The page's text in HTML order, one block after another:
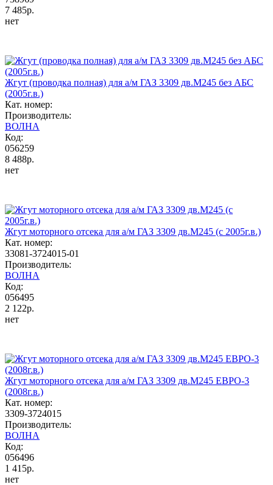
7 485р.
нет
Жгут (проводка полная) для а/м ГАЗ 3309 дв.М245 без АБС
(2005г.в.)
Кат. номер:
Производитель:
ВОЛНА
Код:
056259
8 488р.
нет
Жгут моторного отсека для а/м ГАЗ 3309 дв.М245 (с 2005г.в.)
Кат. номер:
33081-3724015-01
Производитель:
ВОЛНА
Код:
056495
2 122р.
нет
Жгут моторного отсека для а/м ГАЗ 3309 дв.М245 ЕВРО-3
(2008г.в.)
Кат. номер:
3309-3724015
Производитель:
ВОЛНА
Код:
056496
1 415р.
нет